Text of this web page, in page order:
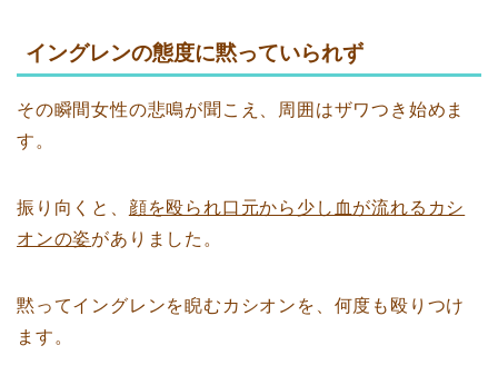
イングレンの態度に黙っていられず
その瞬間女性の悲鳴が聞こえ、周囲はザワつき始めま
す。
振り向くと、 顔を殴られ口元から少し血が流れるカシ
オンの姿がありました。
黙ってイングレンを睨むカシオンを、何度も殴りつけ
ます。